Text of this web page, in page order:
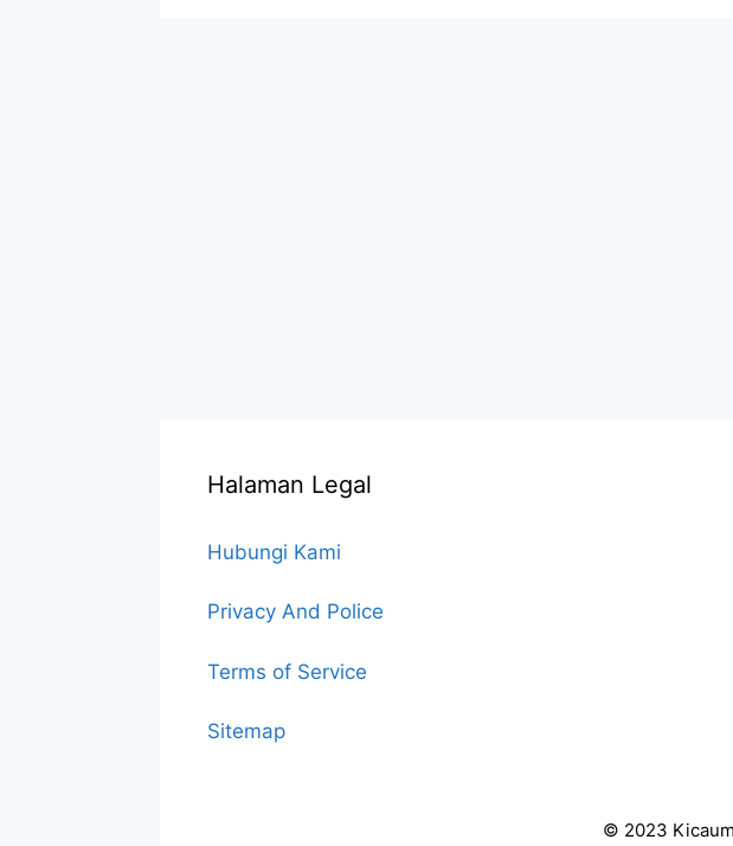
Halaman Legal
Hubungi Kami
Privacy And Police
Terms of Service
Sitemap
© 2023